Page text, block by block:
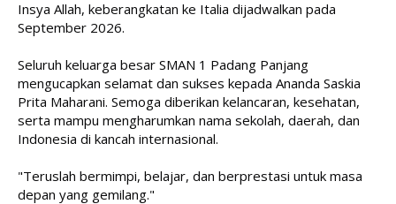
Insya Allah, keberangkatan ke Italia dijadwalkan pada
September 2026.
Seluruh keluarga besar SMAN 1 Padang Panjang
mengucapkan selamat dan sukses kepada Ananda Saskia
Prita Maharani. Semoga diberikan kelancaran, kesehatan,
serta mampu mengharumkan nama sekolah, daerah, dan
Indonesia di kancah internasional.
"Teruslah bermimpi, belajar, dan berprestasi untuk masa
depan yang gemilang."